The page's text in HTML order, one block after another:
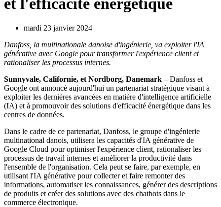
et l'efficacité énergétique
mardi 23 janvier 2024
Danfoss, la multinationale danoise d'ingénierie, va exploiter l'IA
générative avec Google pour transformer l'expérience client et
rationaliser les processus internes.
Sunnyvale, Californie, et Nordborg, Danemark – Danfoss et
Google ont annoncé aujourd'hui un partenariat stratégique visant à
exploiter les dernières avancées en matière d'intelligence artificielle
(IA) et à promouvoir des solutions d'efficacité énergétique dans les
centres de données.
Dans le cadre de ce partenariat, Danfoss, le groupe d'ingénierie
multinational danois, utilisera les capacités d'IA générative de
Google Cloud pour optimiser l'expérience client, rationaliser les
processus de travail internes et améliorer la productivité dans
l'ensemble de l'organisation. Cela peut se faire, par exemple, en
utilisant l'IA générative pour collecter et faire remonter des
informations, automatiser les connaissances, générer des descriptions
de produits et créer des solutions avec des chatbots dans le
commerce électronique.